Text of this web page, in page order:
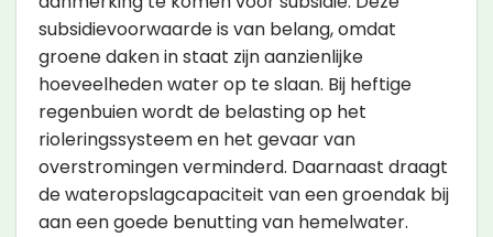
subsidievoorwaarde is van belang, omdat
groene daken in staat zijn aanzienlijke
hoeveelheden water op te slaan. Bij heftige
regenbuien wordt de belasting op het
rioleringssysteem en het gevaar van
overstromingen verminderd. Daarnaast draagt
de wateropslagcapaciteit van een groendak bij
aan een goede benutting van hemelwater.